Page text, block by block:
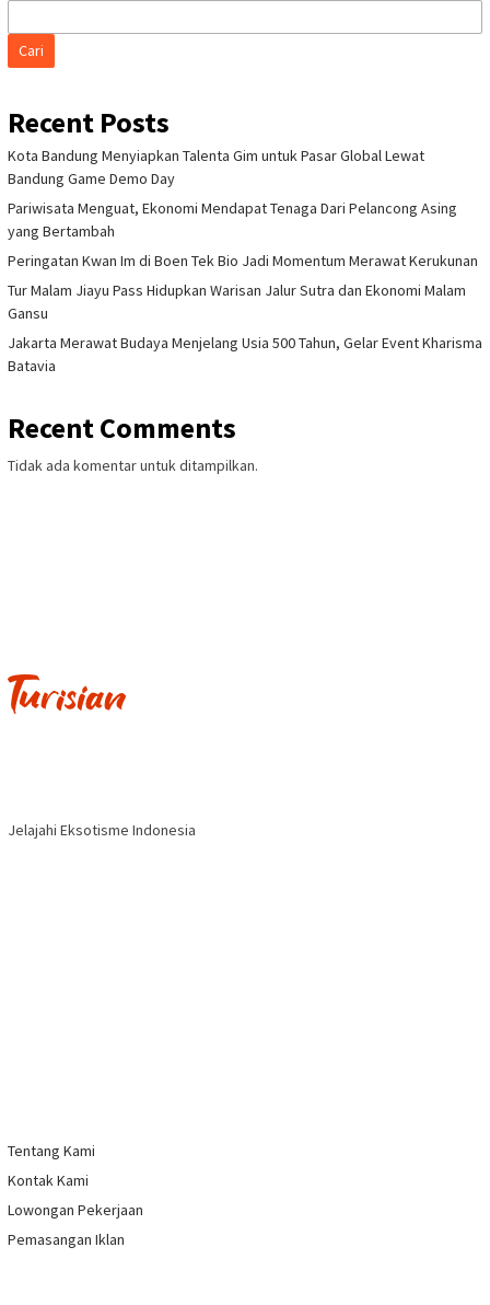
Cari
Recent Posts
Kota Bandung Menyiapkan Talenta Gim untuk Pasar Global Lewat
Bandung Game Demo Day
Pariwisata Menguat, Ekonomi Mendapat Tenaga Dari Pelancong Asing
yang Bertambah
Peringatan Kwan Im di Boen Tek Bio Jadi Momentum Merawat Kerukunan
Tur Malam Jiayu Pass Hidupkan Warisan Jalur Sutra dan Ekonomi Malam
Gansu
Jakarta Merawat Budaya Menjelang Usia 500 Tahun, Gelar Event Kharisma
Batavia
Recent Comments
Tidak ada komentar untuk ditampilkan.
Jelajahi Eksotisme Indonesia
Tentang Kami
Kontak Kami
Lowongan Pekerjaan
Pemasangan Iklan